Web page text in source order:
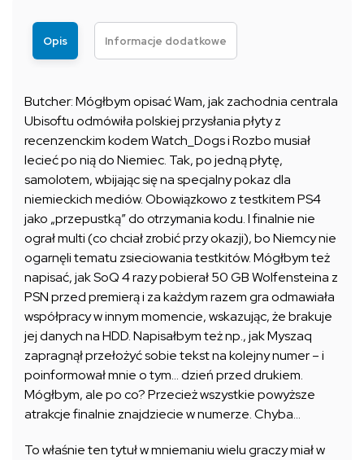
Opis Informacje dodatkowe
Butcher: Mógłbym opisać Wam, jak zachodnia centrala
Ubisoftu odmówiła polskiej przysłania płyty z
recenzenckim kodem Watch_Dogs i Rozbo musiał
lecieć po nią do Niemiec. Tak, po jedną płytę,
samolotem, wbijając się na specjalny pokaz dla
niemieckich mediów. Obowiązkowo z testkitem PS4
jako „przepustką” do otrzymania kodu. I finalnie nie
ograł multi (co chciał zrobić przy okazji), bo Niemcy nie
ogarnęli tematu zsieciowania testkitów. Mógłbym też
napisać, jak SoQ 4 razy pobierał 50 GB Wolfensteina z
PSN przed premierą i za każdym razem gra odmawiała
współpracy w innym momencie, wskazując, że brakuje
jej danych na HDD. Napisałbym też np., jak Myszaq
zapragnął przełożyć sobie tekst na kolejny numer – i
poinformował mnie o tym… dzień przed drukiem.
Mógłbym, ale po co? Przecież wszystkie powyższe
atrakcje finalnie znajdziecie w numerze. Chyba…
To właśnie ten tytuł w mniemaniu wielu graczy miał w